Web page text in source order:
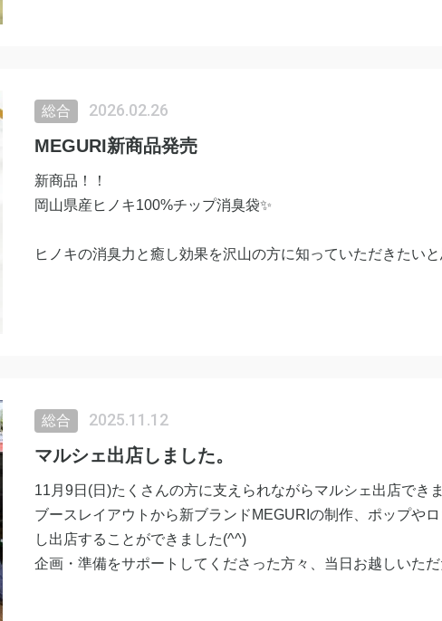
お肌や頭皮の相談窓口となりますが
お申込みはウェブチケットより
総合 2026.02.26
MEGURI新商品発売
新商品！！
岡山県産ヒノキ100%チップ消臭袋✨
ヒノキの消臭力と癒し効果を沢山の方に知っていただきたい
3袋/5袋/10袋/詰め替え
の4つからお好きな量を選べます♪
イチオシ消臭袋♡
是非ショップの通販(商品)からご覧下さい♪
総合 2025.11.12
マルシェ出店しました。
11月9日(日)たくさんの方に支えられながらマルシェ出店できま
ブースレイアウトから新ブランドMEGURIの制作、ポップや
し出店することができました(^^)
企画・準備をサポートしてくださった方々、当日お越しいた